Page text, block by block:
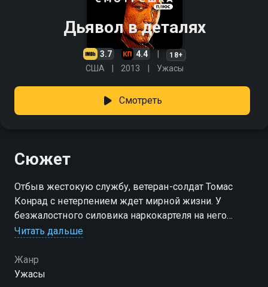
Дьявол в деталях
3.7 4.4 18+
США 2013 Ужасы
Смотреть
Сюжет
Отбыв жестокую службу, ветеран-солдат Томас
Конрад с нетерпением ждет мирной жизни. У
безжалостного силовика наркокартеля на него
другие планы.
Читать дальше
Жанр
Ужасы